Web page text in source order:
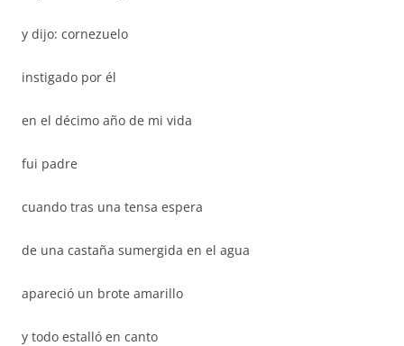
y dijo: cornezuelo
instigado por él
en el décimo año de mi vida
fui padre
cuando tras una tensa espera
de una castaña sumergida en el agua
apareció un brote amarillo
y todo estalló en canto